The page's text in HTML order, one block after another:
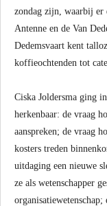
zondag zijn, waarbij er
Antenne en de Van
Dedemsvaart kent
koffieochtenden tot
Ciska Joldersma ging
herkenbaar: de vraag
aanspreken; de vraag
kosters treden
uitdaging een nieuwe
ze als wetenschapper